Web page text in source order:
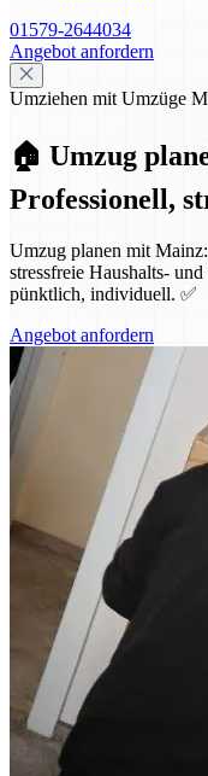
01579-2644034
Angebot anfordern
Umziehen mit Umzüge
🏠 Umzug
Professionell,
Umzug planen mit
stressfreie Haushalts-
pünktlich, individuell. ✅
Angebot anfordern